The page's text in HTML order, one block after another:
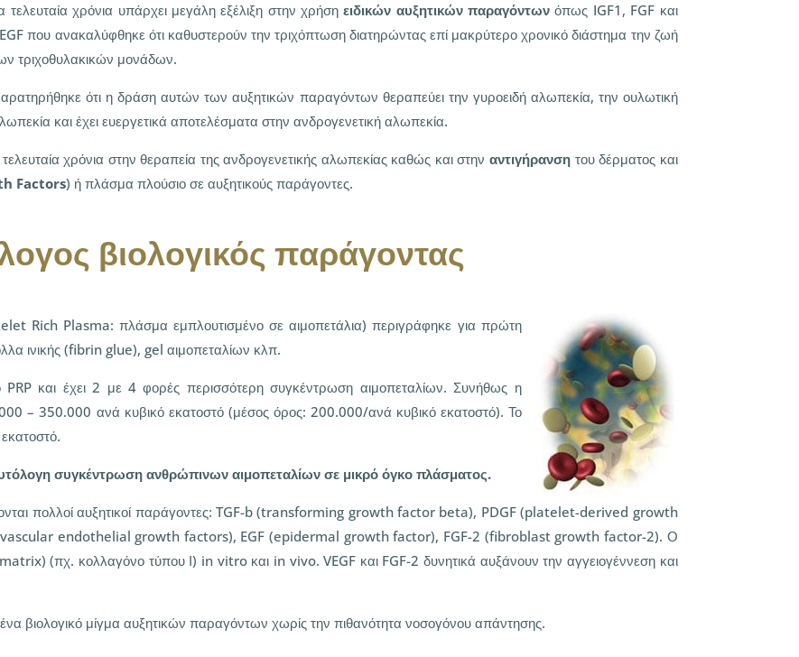
τελευταία χρόνια υπάρχει μεγάλη εξέλιξη στην χρήσηειδικών αυξητικών παραγόντων όπως IGF1, FGF και
που ανακαλύφθηκε ότι καθυστερούν την τριχόπτωση διατηρώντας επί μακρύτερο χρονικό διάστημα την ζωή
τριχοθυλακικών μονάδων.
ότι η δράση αυτών των αυξητικών παραγόντων θεραπεύει την γυροειδή αλωπεκία, την ουλωτική
και έχει ευεργετικά αποτελέσματα στην ανδρογενετική αλωπεκία.
χρόνια στην θεραπεία της ανδρογενετικής αλωπεκίας καθώς και στην αντιγήρανση του δέρματος και
Factors) ή πλάσμα πλούσιο σε αυξητικούς παράγοντες.
βιολογικός παράγοντας
Rich Plasma: πλάσμα εμπλουτισμένο σε αιμοπετάλια) περιγράφηκε για πρώτη
ινικής (fibrin glue), gel αιμοπεταλίων κλπ.
και έχει 2 με 4 φορές περισσότερη συγκέντρωση αιμοπεταλίων. Συνήθως η
– 350.000 ανά κυβικό εκατοστό (μέσος όρος: 200.000/ανά κυβικό εκατοστό). Το
συγκέντρωση ανθρώπινων αιμοπεταλίων σε μικρό όγκο πλάσματος.
πολλοί αυξητικοί παράγοντες: TGF-b (transforming growth factor beta), PDGF (platelet-derived growth
endothelial growth factors), EGF (epidermal growth factor), FGF-2 (fibroblast growth factor-2). Ο
(πχ. κολλαγόνο τύπου Ι) in vitro και in vivo. VEGF και FGF-2 δυνητικά αυξάνουν την αγγειογέννεση και
βιολογικό μίγμα αυξητικών παραγόντων χωρίς την πιθανότητα νοσογόνου απάντησης.